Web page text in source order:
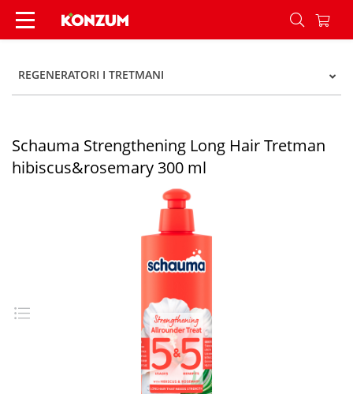
Schauma Strengthening Long Hair Tretman
REGENERATORI I TRETMANI
Schauma Strengthening Long Hair Tretman
hibiscus&rosemary 300 ml